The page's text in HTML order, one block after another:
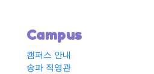
Campus
캠퍼스 안내
송파 직영관